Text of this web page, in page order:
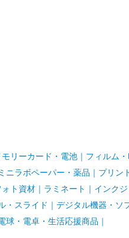
モリーカード・電池 フィルム
ニラボペーパー・薬品 プリン
ト資材 ラミネート インク
・スライド デジタル機器・ソ
球・電卓・生活応援商品｜